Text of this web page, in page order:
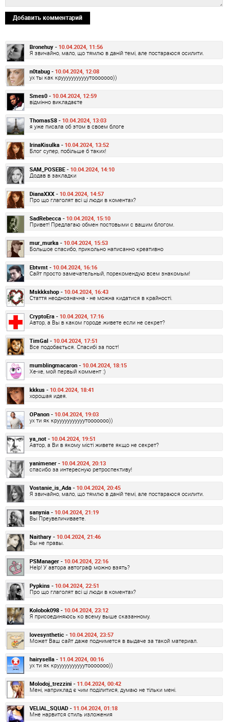
Добавить комментарий
Bronehuy - 10.04.2024, 11:56
Я звичайно, мало, що тямлю в даній темі, але постараюся осилити.
n0tabug - 10.04.2024, 12:08
ух ты как крууууууууууутооооооо))
Smes0 - 10.04.2024, 12:59
відмінно викладаєте
ThomasS8 - 10.04.2024, 13:03
я уже писала об этом в своем блоге
IrinaKisulka - 10.04.2024, 13:52
Блог супер, побільше б таких!
SAM_POSEBE - 10.04.2024, 14:10
Додав в закладки
DianaXXX - 10.04.2024, 14:57
Про що глаголят всі ці люди в коментах?
SadRebecca - 10.04.2024, 15:10
Привет! Предлагаю обмен постовыми с вашим блогом.
mur_murka - 10.04.2024, 15:53
Большое спасибо, прикольно написанно креативно
Ebtvmt - 10.04.2024, 16:16
Сайт просто замечательный, порекомендую всем знакомым!
Mskkkshop - 10.04.2024, 16:43
Стаття неоднозначна - не можна кидатися в крайності.
CryptoEra - 10.04.2024, 17:16
Автор, а Вы в каком городе живете если не секрет?
TimGal - 10.04.2024, 17:51
Все подобається. Спасибі за пост!
mumblingmacaron - 10.04.2024, 18:15
Хе-хе, мой первый коммент :)
kkkus - 10.04.2024, 18:41
хорошая идея.
OPanon - 10.04.2024, 19:03
ух ти як крууууууууууутооооооо))
ya_not - 10.04.2024, 19:51
Автор, а Ви в якому місті живете якщо не секрет?
yanimener - 10.04.2024, 20:13
спасибо за интересную ретроспективу!
Vostanie_is_Ada - 10.04.2024, 20:45
Я звичайно, мало, що тямлю в даній темі, але постараюся осилити.
sanynia - 10.04.2024, 21:19
Вы Преувеличиваете.
Naithary - 10.04.2024, 21:46
Вы не правы.
PSManager - 10.04.2024, 22:16
Help! У автора автограф можно взять?
Pypkins - 10.04.2024, 22:51
Про що глаголят всі ці люди в коментах?
Kolobok098 - 10.04.2024, 23:12
Я присоединяюсь ко всему выше сказанному.
lovesynthetic - 10.04.2024, 23:57
Может Ваш сайт даже поднимется в выдаче за такой материал.
hairysella - 11.04.2024, 00:16
ух ти як крууууууууууутооооооо))
Molodoj_trezzini - 11.04.2024, 00:42
Мені, наприклад є чим поділитися, думаю не тільки мені.
VELIAL_SQUAD - 11.04.2024, 01:18
Мне нарвится стиль изложения